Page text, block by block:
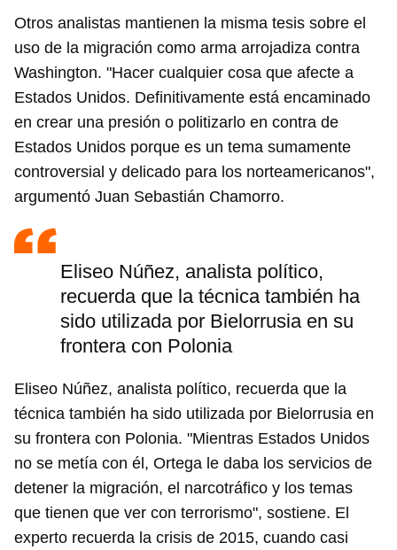
Guardar como favorito
Para poder guardar como favorito, primero has de
iniciar sesión con tu cuenta de 14ymedio.
Otros analistas mantienen la misma tesis sobre el
uso de la migración como arma arrojadiza contra
Washington. "Hacer cualquier cosa que afecte a
Estados Unidos. Definitivamente está encaminado
en crear una presión o politizarlo en contra de
Estados Unidos porque es un tema sumamente
controversial y delicado para los norteamericanos",
argumentó Juan Sebastián Chamorro.
Eliseo Núñez, analista político,
recuerda que la técnica también ha
sido utilizada por Bielorrusia en su
frontera con Polonia
Eliseo Núñez, analista político, recuerda que la
técnica también ha sido utilizada por Bielorrusia en
su frontera con Polonia. "Mientras Estados Unidos
no se metía con él, Ortega le daba los servicios de
detener la migración, el narcotráfico y los temas
que tienen que ver con terrorismo", sostiene. El
experto recuerda la crisis de 2015, cuando casi